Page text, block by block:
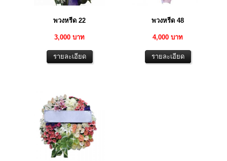
พวงหรีด 22
3,000 บาท
พวงหรีด 48
4,000 บาท